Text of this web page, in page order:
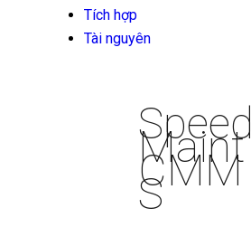
Tích hợp
Tài nguyên
Speed
Maint
CMM
S